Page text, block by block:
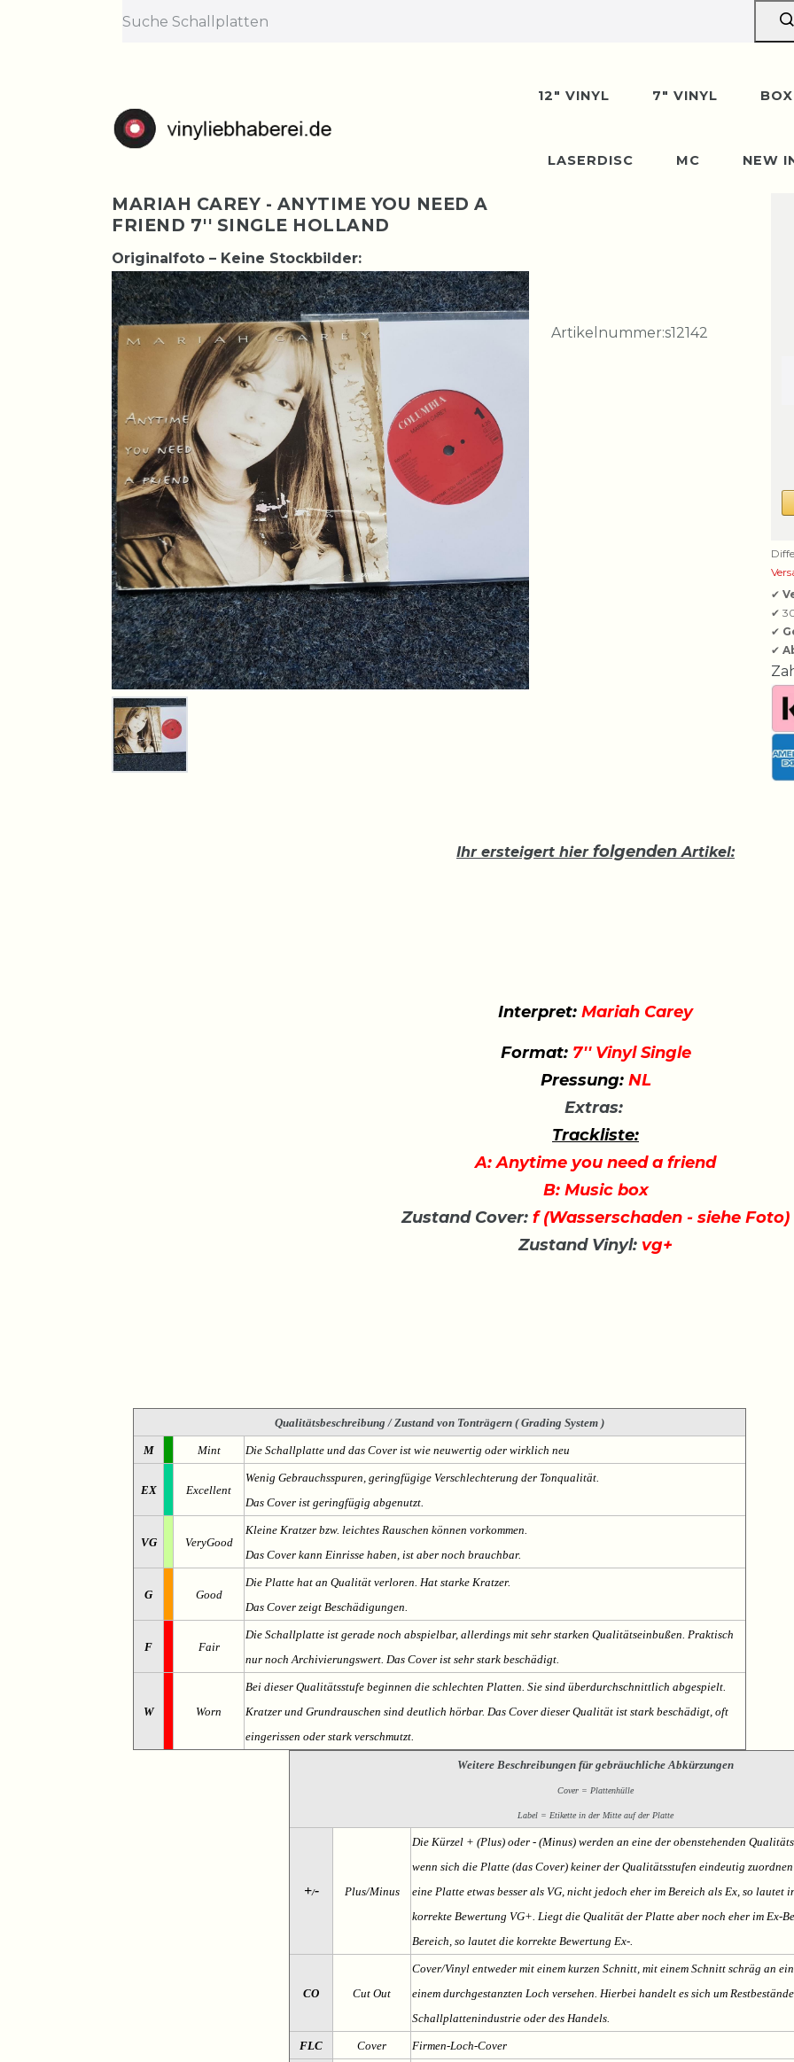
12" VINYL 7" VINYL BOX
LASERDISC MC NEW
MARIAH CAREY - ANYTIME YOU NEED A
FRIEND 7'' SINGLE HOLLAND
Originalfoto – Keine Stockbilder:
Artikelnummer:s12142
✔
✔
✔
✔
Ihr ersteigert hier folgenden Artikel:
Interpret: Mariah Carey
Format:7'' Vinyl Single
Pressung:NL
Extras:
Trackliste:
A: Anytime you need a friend
B: Music box
Zustand Cover: f (Wasserschaden - siehe Foto)
Zustand Vinyl: vg+
Qualitätsbeschreibung / Zustand von Tonträgern ( Grading System )
M Mint Die Schallplatte und das Cover ist wie neuwertig oder wirklich neu
EX Excellent
Wenig Gebrauchsspuren, geringfügige Verschlechterung der Tonqualität.
Das Cover ist geringfügig abgenutzt.
VG VeryGood
Kleine Kratzer bzw. leichtes Rauschen können vorkommen.
Das Cover kann Einrisse haben, ist aber noch brauchbar.
G Good
Die Platte hat an Qualität verloren. Hat starke Kratzer.
Das Cover zeigt Beschädigungen.
F Fair
Die Schallplatte ist gerade noch abspielbar, allerdings mit sehr starken Qualitätseinbußen. Praktisch
nur noch Archivierungswert. Das Cover ist sehr stark beschädigt.
W Worn
Bei dieser Qualitätsstufe beginnen die schlechten Platten. Sie sind überdurchschnittlich abgespielt.
Kratzer und Grundrauschen sind deutlich hörbar. Das Cover dieser Qualität ist stark beschädigt, oft
eingerissen oder stark verschmutzt.
Weitere Beschreibungen für gebräuchliche Abkürzungen
Cover = Plattenhülle
Label = Etikette in der Mitte auf der Platte
+/- Plus/Minus
Die Kürzel + (Plus) oder - (Minus) werden an eine der obenstehenden
wenn sich die Platte (das Cover) keiner der Qualitätsstufen eindeutig
eine Platte etwas besser als VG, nicht jedoch eher im Bereich als Ex, so lautet
korrekte Bewertung VG+. Liegt die Qualität der Platte aber noch eher im Ex-
Bereich, so lautet die korrekte Bewertung Ex-.
CO Cut Out
Cover/Vinyl entweder mit einem kurzen Schnitt, mit einem Schnitt schräg an
einem durchgestanzten Loch versehen. Hierbei handelt es sich um
Schallplattenindustrie oder des Handels.
FLC Cover Firmen-Loch-Cover